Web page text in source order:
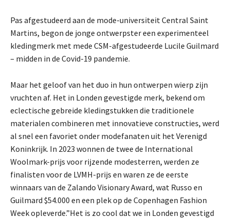
Pas afgestudeerd aan de mode-universiteit Central Saint
Martins, begon de jonge ontwerpster een experimenteel
kledingmerk met mede CSM-afgestudeerde Lucile Guilmard
– midden in de Covid-19 pandemie.
Maar het geloof van het duo in hun ontwerpen wierp zijn
vruchten af. Het in Londen gevestigde merk, bekend om
eclectische gebreide kledingstukken die traditionele
materialen combineren met innovatieve constructies, werd
al snel een favoriet onder modefanaten uit het Verenigd
Koninkrijk. In 2023 wonnen de twee de International
Woolmark-prijs voor rijzende modesterren, werden ze
finalisten voor de LVMH-prijs en waren ze de eerste
winnaars van de Zalando Visionary Award, wat Russo en
Guilmard $54.000 en een plek op de Copenhagen Fashion
Week opleverde.”Het is zo cool dat we in Londen gevestigd